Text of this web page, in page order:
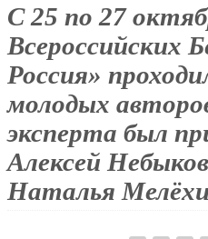
С 25 по 27
Всероссийских
Россия»
молодых
эксперта был
Алексей
Наталья